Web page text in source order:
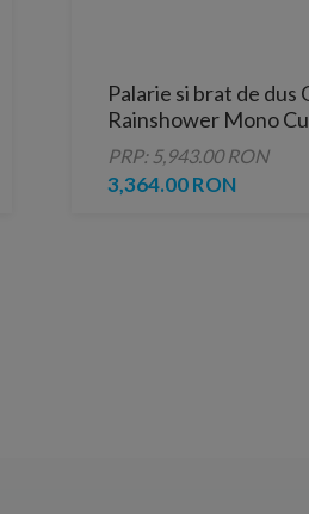
Palarie si brat de dus
Rainshower Mono
1 functie antracit
Hard Graphite
PRP: 5,943.00 RON
3,364.00 RON